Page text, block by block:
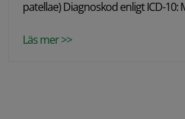
patellae) Diagnoskod enligt ICD-10:
Läs mer >>